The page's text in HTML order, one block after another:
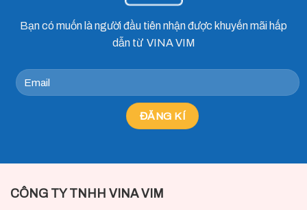
Bạn có muốn là người đầu tiên nhận được khuyến mãi hấp
dẫn từ VINA VIM
CÔNG TY TNHH VINA VIM